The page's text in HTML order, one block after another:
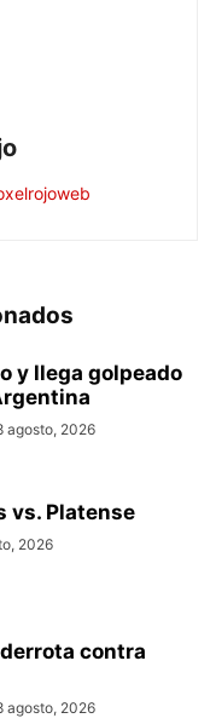
y llega golpeado
agosto, 2026
vs. Platense
2026
contra
agosto, 2026